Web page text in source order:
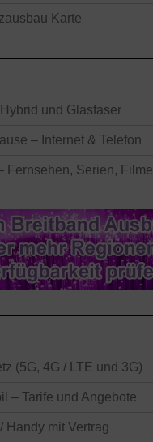
Karte
und Glasfaser
– Internet & Telefon
Fernsehen, Serien, Filme
(5G, 4G / LTE und 3G)
– Tarife und Angebote
Handy mit Vertrag